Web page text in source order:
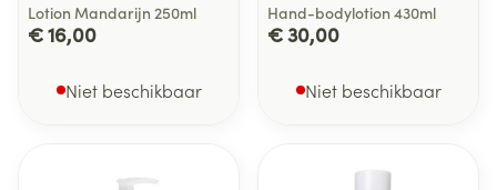
Lotion Mandarijn 250ml
€ 16,00
Niet beschikbaar
Hand-bodylotion 430ml
€ 30,00
Niet beschikbaar